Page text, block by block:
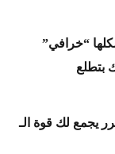
“خرافي”
بتطلع
يجمع لك قوة الـ